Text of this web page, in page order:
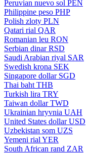
Peruvian nuevo sol PEN
Philippine peso PHP
Polish zloty PLN
Qatari rial QAR
Romanian leu RON
Serbian dinar RSD
Saudi Arabian riyal SAR
Swedish krona SEK
Singapore dollar SGD
Thai baht THB
Turkish lira TRY
Taiwan dollar TWD
Ukrainian hryvnia UAH
United States dollar USD
Uzbekistan som UZS
Yemeni rial YER
South African rand ZAR